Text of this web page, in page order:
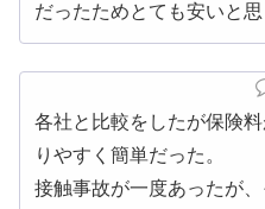
だったためとても安いと思
各社と比較をしたが保険
りやすく簡単だった。
接触事故が一度あったが